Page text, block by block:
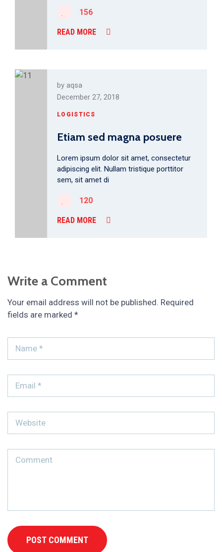
156
READ MORE
by aqsa
December 27, 2018
LOGISTICS
Etiam sed magna posuere
Lorem ipsum dolor sit amet, consectetur
adipiscing elit. Nullam tristique porttitor
sem, sit amet di
120
READ MORE
Write a Comment
Your email address will not be published. Required
fields are marked *